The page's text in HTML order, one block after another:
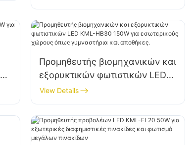
LED πλημμύρας
Προμηθευτής βιομηχανικών και
εξορυκτικών φωτιστικών LED
KML-HB30 150W για
εσωτερικούς χώρους όπως
γυμναστήρια και αποθήκες.
View Details